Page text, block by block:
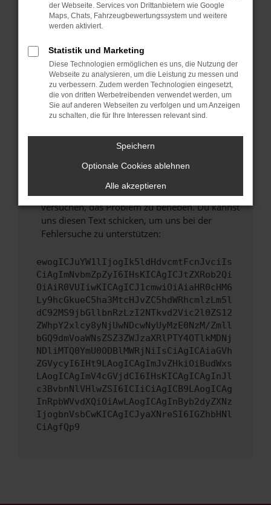
Fenster?
Starte dein Gerät neu.
Probleme zu beheben.
Stelle sicher, dass dein Browser und dein
Betriebssystem auf dem neuesten Stand
sind.
Veraltete Software birgt nicht nur ein
Sicherheitsrisiko, sondern kann auch dazu
führen, dass bestimmte Funktionen nicht mehr
unterstützt werden.
Wende dich an den Webseitenbetreiber.
Wenn du alle oben genannten Schritte versucht
hast, kontaktiere uns bitte. Wir werden
versuchen, das Problem zu beheben. Du kannst
uns diesen Text schicken, um uns bei der
Fehlersuche zu unterstützen:
ewogICJuYW1lIjogIk5ldHdvcmtFcnJvciIs
CiAgImNvbmZpZyI6IHsKICAgICJtZXRob2Qi
OiAiR0VUIiwKICAgICJ1cmwiOiAiaHR0cHM6
Ly9hcGkueC5ha3MtcHJvZC5hdWRhcmlzLm5l
dC92MS9jbGllbnRzLzI2NTkvd2Vic2l0ZS12
ZWhpY2xlcy8yNjUwNDcwNyUyMzE0NzM/Zmll
bGQ9dmVoaWNsZSZ3ZWJzaXRlPTY4OTlkMDNj
NDliMTQ0YmU0ODBlMWRjNiIsCiAgICAiaGVh
ZGVycyI6IHt9LAogICAgImJvZHkiOiBudWxs
LAogICAgImV4cGVjdCI6IHsKICAgICAgInJl
c3BvbnNlVHlwZSI6ICIiCiAgICB9LAogICAg
InRpbWVvdXQiOiAwLAogICAgInByb2dyZXNz
IjogbnVsbCwKICAgICJyaXNreSI6IGZhbHNl
CiAgfQp9
der Webseite. Services von Drittanbietern wie Google
Maps, Chats, Fahrzeugbewertungssystem und weitere
werden aktiviert.
Statistik und Marketing
Diese Technologien ermöglichen es uns, die Nutzung der
Webseite zu analysieren, um die Leistung zu messen und
zu verbessern. Zudem werden Technologien eingesetzt,
die von dritten Werbetreibenden verwendet werden, um
Sie auf anderen Webseiten zu verfolgen und um Anzeigen
zu schalten, die für Ihre Interessen relevant sind.
Speichern
Optionale Cookies ablehnen
Alle akzeptieren